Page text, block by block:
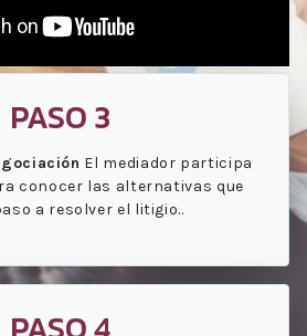
PASO 3
El mediador participa
conocer las alternativas que
a resolver el litigio..